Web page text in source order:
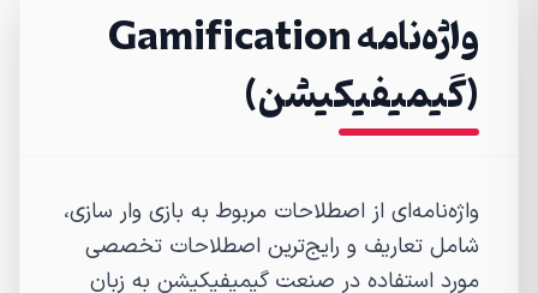
واژه‌نامه Gamification
(گیمیفیکیشن)
واژه‌نامه‌ای از اصطلاحات مربوط به بازی وار سازی،
شامل تعاریف و رایج‌ترین اصطلاحات تخصصی
مورد استفاده در صنعت گیمیفیکیشن به زبان